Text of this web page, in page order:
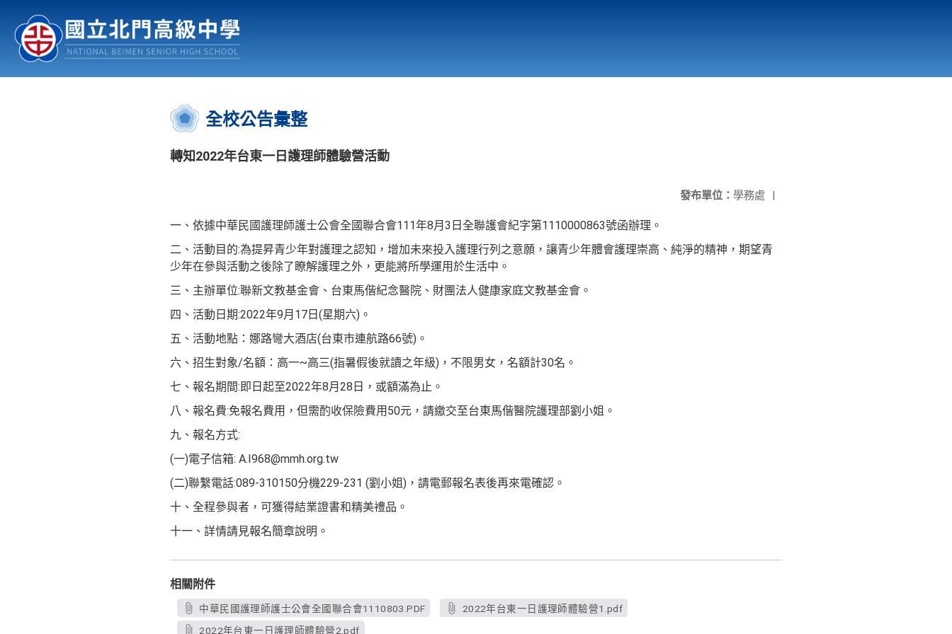
認識北中 行事曆
:::
全校公告彙整
轉知2022年台東一日護理師體驗營活動
發布單位： 學務處 |
一、依據中華民國護理師護士公會全國聯合會111年8月3日全聯護會紀字第1110000863號函辦理。
二、活動目的:為提昇青少年對護理之認知，增加未來投入護理行列之意願，讓青少年體會護理崇高、純淨的精神，期望青
少年在參與活動之後除了瞭解護理之外，更能將所學運用於生活中。
三、主辦單位:聯新文教基金會、台東馬偕紀念醫院、財團法人健康家庭文教基金會。
四、活動日期:2022年9月17日(星期六)。
五、活動地點：娜路彎大酒店(台東市連航路66號)。
六、招生對象/名額：高一~高三(指暑假後就讀之年級)，不限男女，名額計30名。
七、報名期間:即日起至2022年8月28日，或額滿為止。
八、報名費:免報名費用，但需酌收保險費用50元，請繳交至台東馬偕醫院護理部劉小姐。
九、報名方式:
(一)電子信箱: A.I968@mmh.org.tw
(二)聯繫電話:089-310150分機229-231 (劉小姐)，請電郵報名表後再來電確認。
十、全程參與者，可獲得結業證書和精美禮品。
十一、詳情請見報名簡章說明。
相關附件
中華民國護理師護士公會全國聯合會1110803.PDF
2022年台東一日護理師體驗營1.pdf
2022年台東一日護理師體驗營2.pdf